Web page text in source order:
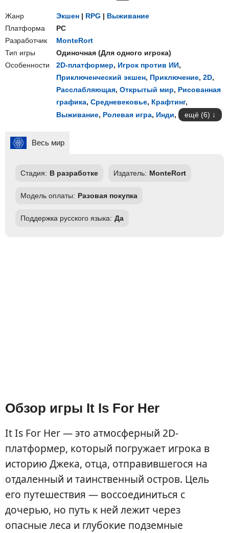
Жанр Экшен | RPG | Выживание
Платформа
PC
Разработчик
MonteRort
Тип игры
Одиночная (Для одного игрока)
Особенности
2D-платформер, Игрок против ИИ,
Приключенческий экшен, Приключение, 2D,
Расслабляющая, Открытый мир, Рисованная
графика, Средневековье, Крафтинг,
Выживание, Ролевая игра, Инди, ещё (6)
Весь мир
Стадия: В разработке Издатель: MonteRort
Модель оплаты: Разовая покупка
Поддержка русского языка: Да
Обзор игры It Is For Her
It Is For Her — это атмосферный 2D-
платформер, который погружает игрока в
историю Джека, отца, отправившегося на
отдаленный и таинственный остров. Цель
его путешествия — воссоединиться с
дочерью, но путь к ней лежит через
опасные леса и глубокие подземные